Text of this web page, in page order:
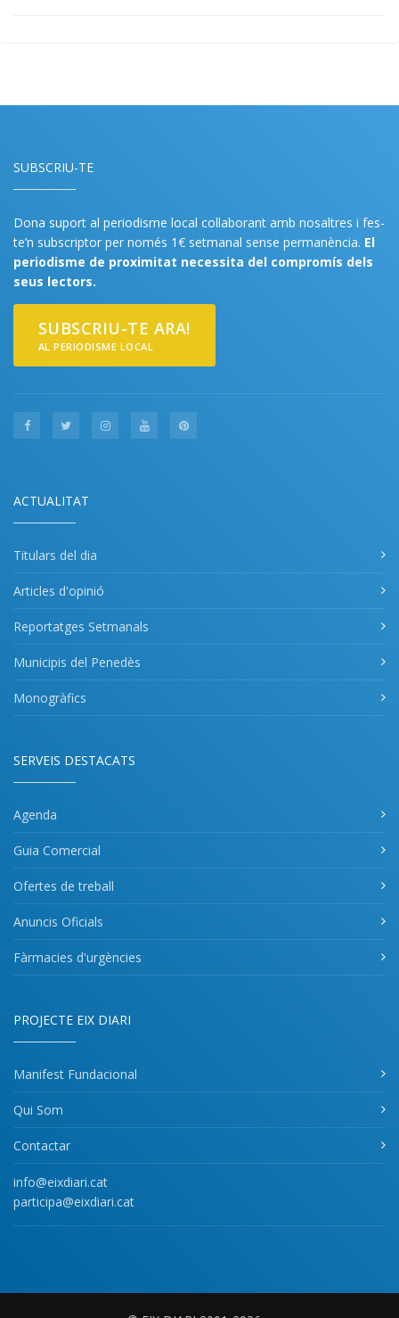
SUBSCRIU-TE
Dona suport al periodisme local col·laborant amb nosaltres i fes-
te’n subscriptor per només 1€ setmanal sense permanència. El
periodisme de proximitat necessita del compromís dels
seus lectors.
SUBSCRIU-TE ARA!
AL PERIODISME LOCAL
ACTUALITAT
Titulars del dia
Articles d'opinió
Reportatges Setmanals
Municipis del Penedès
Monogràfics
SERVEIS DESTACATS
Agenda
Guia Comercial
Ofertes de treball
Anuncis Oficials
Fàrmacies d'urgències
PROJECTE EIX DIARI
Manifest Fundacional
Qui Som
Contactar
info@eixdiari.cat
participa@eixdiari.cat